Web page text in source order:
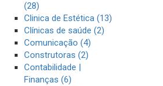
(28)
Clinica de Estética (13)
Clínicas de saúde (2)
Comunicação (4)
Construtoras (2)
Contabilidade |
Finanças (6)